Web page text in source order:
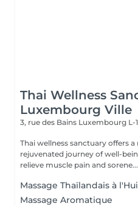
Thai Wellness
Luxembourg Ville
3, rue des Bains Luxembourg L-
Thai wellness sanctuary offers
rejuvenated journey of well-being. Benefit is its ability to
relieve muscle pain and sorene...
Massage Thaïlandais à
Massage Aromatique